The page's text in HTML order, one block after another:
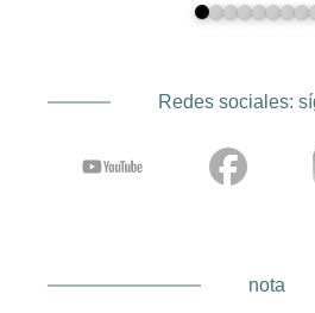
Redes sociales:
nota